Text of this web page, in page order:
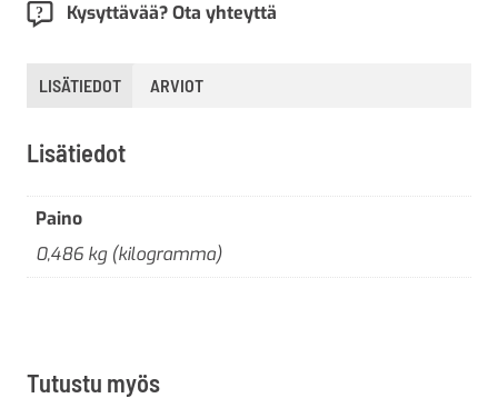
Kysyttävää? Ota yhteyttä
LISÄTIEDOT ARVIOT
Lisätiedot
Paino
0,486 kg (kilogramma)
Tutustu myös